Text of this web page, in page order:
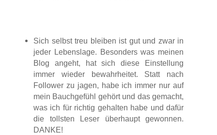
Sich selbst treu bleiben ist gut und zwar in
jeder Lebenslage. Besonders was meinen
Blog angeht, hat sich diese Einstellung
immer wieder bewahrheitet. Statt nach
Follower zu jagen, habe ich immer nur auf
mein Bauchgefühl gehört und das gemacht,
was ich für richtig gehalten habe und dafür
die tollsten Leser überhaupt gewonnen.
DANKE!